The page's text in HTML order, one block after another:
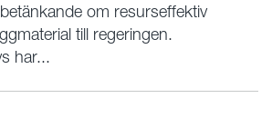
om resurseffektiv
till regeringen.
har...